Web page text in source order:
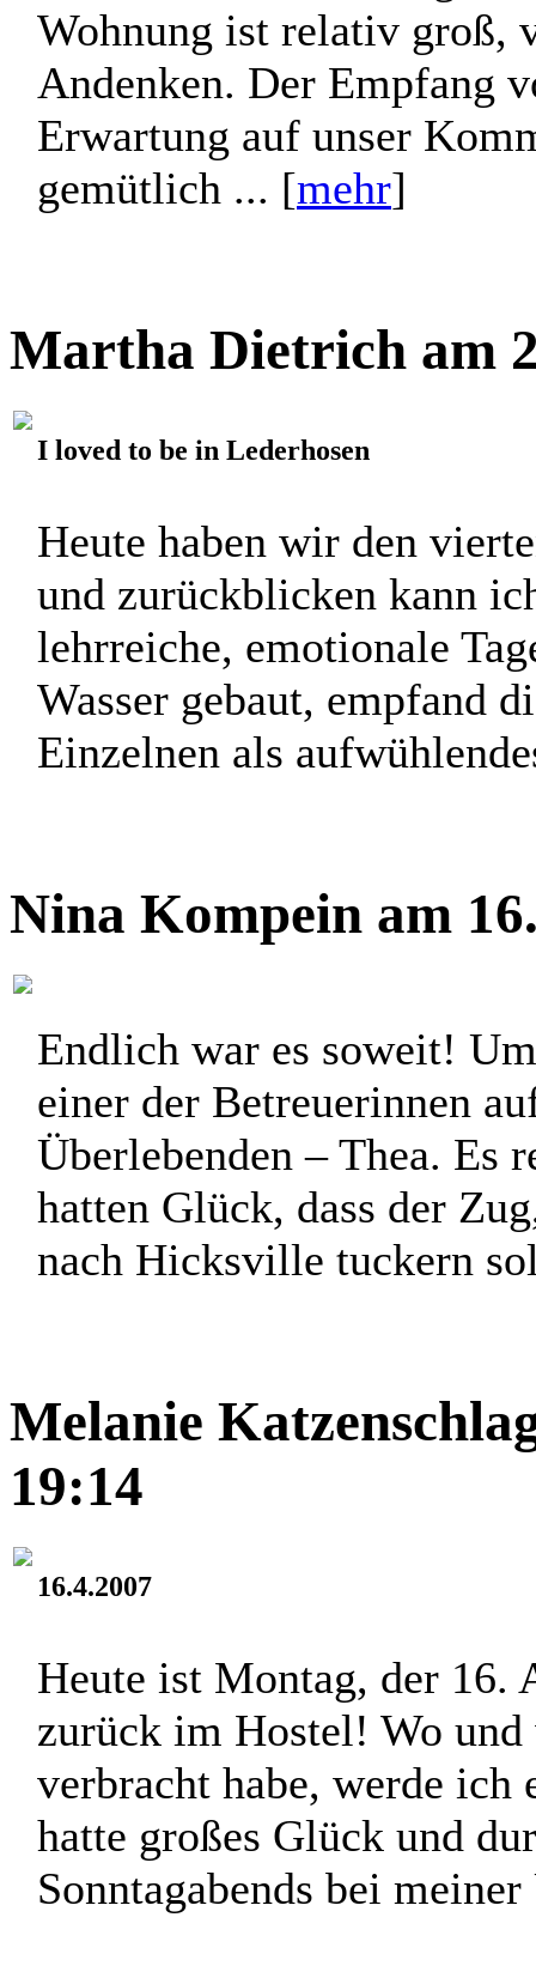
Wohnung ist relativ groß,
Andenken. Der Empfang
Erwartung auf unser
gemütlich ... [mehr]
Martha Dietrich am
I loved to be in Lederhosen
Heute haben wir den
und zurückblicken kann
lehrreiche, emotionale
Wasser gebaut, empfand
Einzelnen als
Nina Kompein am
Endlich war es soweit!
einer der Betreuerinnen
Überlebenden – Thea. Es
hatten Glück, dass der
nach Hicksville tuckern
Melanie
19:14
16.4.2007
Heute ist Montag, der
zurück im Hostel! Wo und
verbracht habe, werde
hatte großes Glück und
Sonntagabends bei